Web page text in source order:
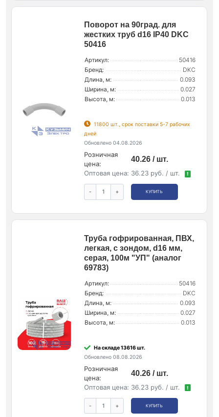
Поворот на 90град. для
жестких труб d16 IP40 DKC
50416
Артикул:
50416
Бренд:
DKC
Длина, м:
0.093
Ширина, м:
0.027
Высота, м:
0.013
11800 шт., срок поставки 5-7 рабочих
дней
Обновлено 04.08.2026
Розничная
цена:
40.26 / шт.
Оптовая цена: 36.23 руб. / шт. !
- + КУПИТЬ
Труба гофрированная, ПВХ,
легкая, с зондом, d16 мм,
серая, 100м "УП" (аналог
69783)
Артикул:
50416
Бренд:
DKC
Длина, м:
0.093
Ширина, м:
0.027
Высота, м:
0.013
На складе 13616 шт.
Обновлено 08.08.2026
Розничная
цена:
40.26 / шт.
Оптовая цена: 36.23 руб. / шт. !
- + КУПИТЬ